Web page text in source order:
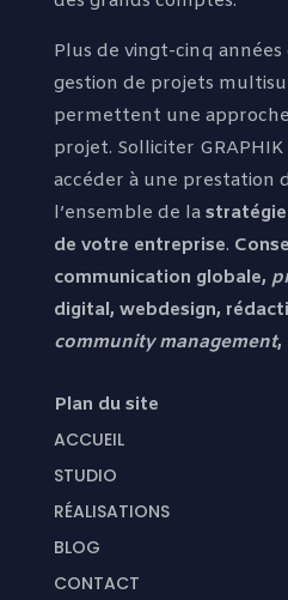
Plus de vingt-cinq
gestion de projets
permettent une
projet. Solliciter GRAPHIK
accéder à une prestation
l’ensemble de la
de votre entreprise.
communication globale,
digital, webdesign,
community management,
Plan du site
ACCUEIL
STUDIO
RÉALISATIONS
BLOG
CONTACT